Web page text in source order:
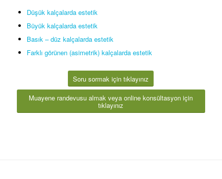
Düşük kalçalarda estetik
Büyük kalçalarda estetik
Basık – düz kalçalarda estetik
Farklı görünen (asimetrik) kalçalarda estetik
Soru sormak için tıklayınız
Muayene randevusu almak veya online konsültasyon için
tıklayınız